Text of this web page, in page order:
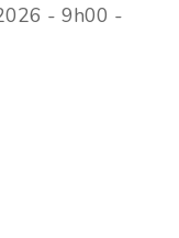
- 9h00 -